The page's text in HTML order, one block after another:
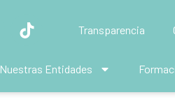
Transparencia
Nuestras Entidades